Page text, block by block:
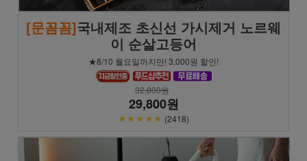
[문꼼꼼]국내제조 초신선 가시제거 노르웨
이 순살고등어
★8/10 월요일까지만! 3,000원 할인!
32,800원
29,800원
★★★★★ (2418)